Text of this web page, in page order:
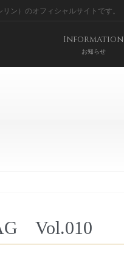
ン）のオフィシャルサイトです。
Information
お知らせ
Vol.010